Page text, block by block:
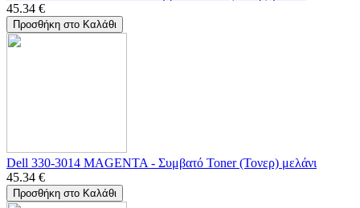
45.34 €
Προσθήκη στο Καλάθι
Dell 330-3014 MAGENTA - Συμβατό Toner (Τονερ) μελάνι
45.34 €
Προσθήκη στο Καλάθι